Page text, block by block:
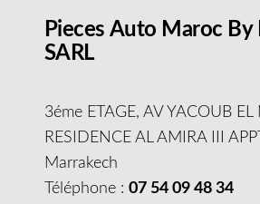
Pieces Auto Maroc By
SARL
3éme ETAGE, AV YACOUB
RESIDENCE AL AMIRA III
Marrakech
Téléphone : 07 54 09 48 34